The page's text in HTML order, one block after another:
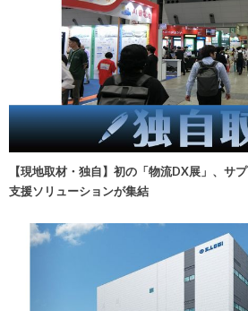
【現地取材・独自】初の「物流DX展」、サ
支援ソリューションが集結